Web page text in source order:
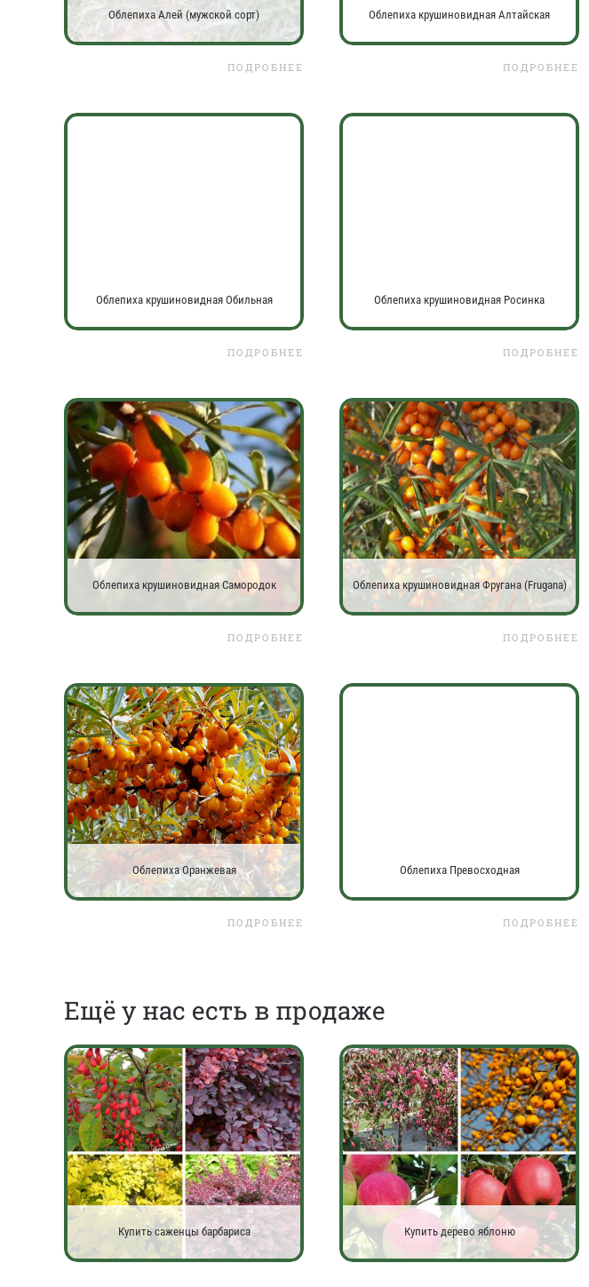
Облепиха Алей (мужской сорт)
ПОДРОБНЕЕ
Облепиха крушиновидная Алтайская
ПОДРОБНЕЕ
Облепиха крушиновидная Обильная
ПОДРОБНЕЕ
Облепиха крушиновидная Росинка
ПОДРОБНЕЕ
Облепиха крушиновидная Самородок
ПОДРОБНЕЕ
Облепиха крушиновидная Фругана (Frugana)
ПОДРОБНЕЕ
Облепиха Оранжевая
ПОДРОБНЕЕ
Облепиха Превосходная
ПОДРОБНЕЕ
Eщё у нас есть в продаже
Купить саженцы барбариса Купить дерево яблоню